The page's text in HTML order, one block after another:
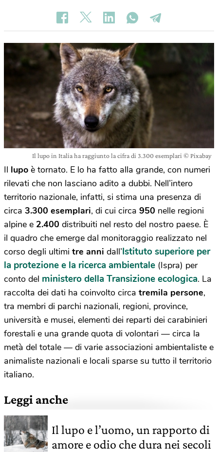
Il lupo in Italia ha raggiunto la cifra di 3.300 esemplari © Pixabay
Il lupo è tornato. E lo ha fatto alla grande, con numeri
rilevati che non lasciano adito a dubbi. Nell’intero
territorio nazionale, infatti, si stima una presenza di
circa 3.300 esemplari, di cui circa 950 nelle regioni
alpine e 2.400 distribuiti nel resto del nostro paese. È
il quadro che emerge dal monitoraggio realizzato nel
corso degli ultimi tre anni dall’Istituto superiore per
la protezione e la ricerca ambientale (Ispra) per
conto del ministero della Transizione ecologica. La
raccolta dei dati ha coinvolto circa tremila persone,
tra membri di parchi nazionali, regioni, province,
università e musei, elementi dei reparti dei carabinieri
forestali e una grande quota di volontari — circa la
metà del totale — di varie associazioni ambientaliste e
animaliste nazionali e locali sparse su tutto il territorio
italiano.
Leggi anche
Il lupo e l’uomo, un rapporto di
amore e odio che dura nei secoli